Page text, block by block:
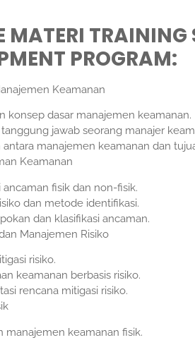
MATERI
PROGRAM:
Keamanan
konsep dasar manajemen keamanan.
tanggung jawab seorang manajer
antara manajemen keamanan dan
Keamanan
ancaman fisik dan non-fisik.
dan metode identifikasi.
dan klasifikasi ancaman.
Manajemen Risiko
risiko.
keamanan berbasis risiko.
rencana mitigasi risiko.
manajemen keamanan fisik.